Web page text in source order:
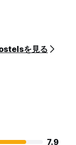
を見る
7.9